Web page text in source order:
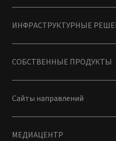
ИНФРАСТРУКТУРНЫЕ
СОБСТВЕННЫЕ ПРОДУКТЫ
Сайты направлений
МЕДИАЦЕНТР